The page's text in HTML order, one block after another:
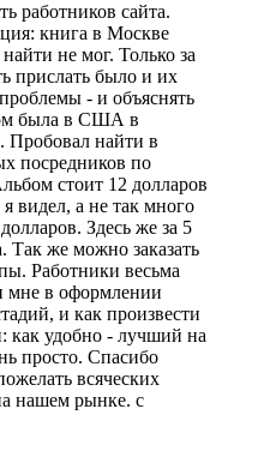
работников сайта.
книга в Москве
не мог. Только за
прислать было и их
- и объяснять
была в США в
найти в
посредников по
стоит 12 долларов
видел, а не так много
Здесь же за 5
Так же можно заказать
Работники весьма
мне в оформлении
и как произвести
как удобно - лучший на
просто. Спасибо
всяческих
нашем рынке. с